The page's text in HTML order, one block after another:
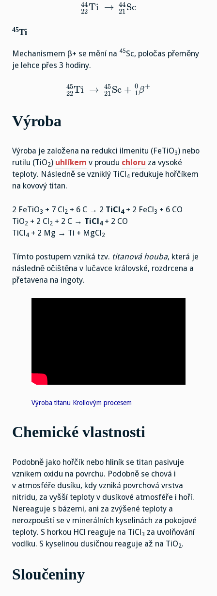
44
22Ti → 44
21Sc
45Ti
Mechanismem β+ se mění na 45Sc, poločas přeměny
je lehce přes 3 hodiny.
45
22Ti →
45
21Sc + 0
1β+
Výroba
Výroba je založena na redukci ilmenitu (FeTiO3) nebo
rutilu (TiO2) uhlíkem v proudu chloru za vysoké
teploty. Následně se vzniklý TiCl 4 redukuje hořčíkem
na kovový titan.
2 FeTiO3 + 7 Cl2 + 6 C → 2 TiCl4+ 2 FeCl3 + 6 CO
TiO2 + 2 Cl2 + 2 C → TiCl4+ 2 CO
TiCl4 + 2 Mg → Ti + MgCl2
Tímto postupem vzniká tzv. titanová houba, která je
následně očištěna v lučavce královské, rozdrcena a
přetavena na ingoty.
Výroba titanu Krollovým procesem
Chemické vlastnosti
Podobně jako hořčík nebo hliník se titan pasivuje
vznikem oxidu na povrchu. Podobně se chová i
v atmosféře dusíku, kdy vzniká povrchová vrstva
nitridu, za vyšší teploty v dusíkové atmosféře i hoří.
Nereaguje s bázemi, ani za zvýšené teploty a
nerozpouští se v minerálních kyselinách za pokojové
teploty. S horkou HCl reaguje na TiCl3 za uvolňování
vodíku. S kyselinou dusičnou reaguje až na TiO2.
Sloučeniny